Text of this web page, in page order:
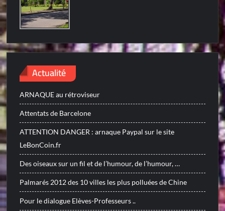
Actualité
ARNAQUE au rétroviseur
Attentats de Barcelone
ATTENTION DANGER : arnaque Paypal sur le site
LeBonCoin.fr
Des oiseaux sur un fil et de l’humour, de l’humour, …
Palmarés 2012 des 10 villes les plus polluées de Chine
Pour le dialogue Elèves-Professeurs ..